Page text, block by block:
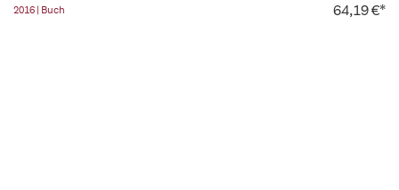
2016 | Buch 64,19 €*